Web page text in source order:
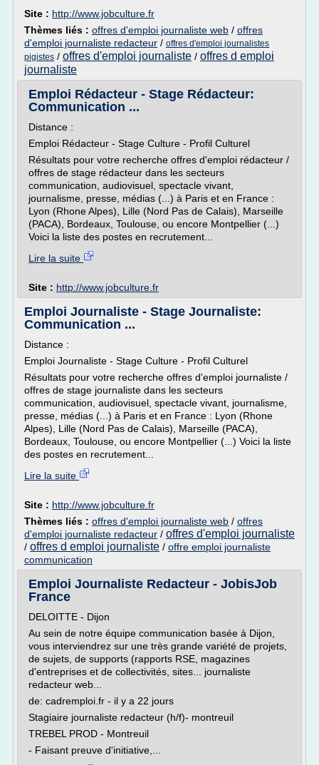
Site : http://www.jobculture.fr
Thèmes liés : offres d'emploi journaliste web / offres
d'emploi journaliste redacteur / offres d'emploi journalistes
pigistes / offres d'emploi journaliste / offres d emploi
journaliste
Emploi Rédacteur - Stage Rédacteur:
Communication ...
Distance :
Emploi Rédacteur - Stage Culture - Profil Culturel
Résultats pour votre recherche offres d'emploi rédacteur /
offres de stage rédacteur dans les secteurs
communication, audiovisuel, spectacle vivant,
journalisme, presse, médias (...) à Paris et en France :
Lyon (Rhone Alpes), Lille (Nord Pas de Calais), Marseille
(PACA), Bordeaux, Toulouse, ou encore Montpellier (...)
Voici la liste des postes en recrutement...
Lire la suite
Site : http://www.jobculture.fr
Emploi Journaliste - Stage Journaliste:
Communication ...
Distance :
Emploi Journaliste - Stage Culture - Profil Culturel
Résultats pour votre recherche offres d'emploi journaliste /
offres de stage journaliste dans les secteurs
communication, audiovisuel, spectacle vivant, journalisme,
presse, médias (...) à Paris et en France : Lyon (Rhone
Alpes), Lille (Nord Pas de Calais), Marseille (PACA),
Bordeaux, Toulouse, ou encore Montpellier (...) Voici la liste
des postes en recrutement...
Lire la suite
Site : http://www.jobculture.fr
Thèmes liés : offres d'emploi journaliste web / offres
d'emploi journaliste redacteur / offres d'emploi journaliste
/ offres d emploi journaliste / offre emploi journaliste
communication
Emploi Journaliste Redacteur - JobisJob
France
DELOITTE - Dijon
Au sein de notre équipe communication basée à Dijon,
vous interviendrez sur une très grande variété de projets,
de sujets, de supports (rapports RSE, magazines
d'entreprises et de collectivités, sites... journaliste
redacteur web...
de: cadremploi.fr - il y a 22 jours
Stagiaire journaliste redacteur (h/f)- montreuil
TREBEL PROD - Montreuil
- Faisant preuve d'initiative,...